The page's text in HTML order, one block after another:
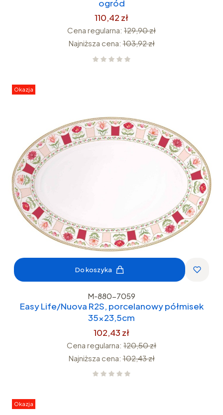
ogród
110,42 zł
Cena regularna: 129,90 zł
Najniższa cena: 103,92 zł
Okazja
Do koszyka
M-880-7059
Easy Life/Nuova R2S, porcelanowy półmisek
35x23,5cm
102,43 zł
Cena regularna: 120,50 zł
Najniższa cena: 102,43 zł
Okazja